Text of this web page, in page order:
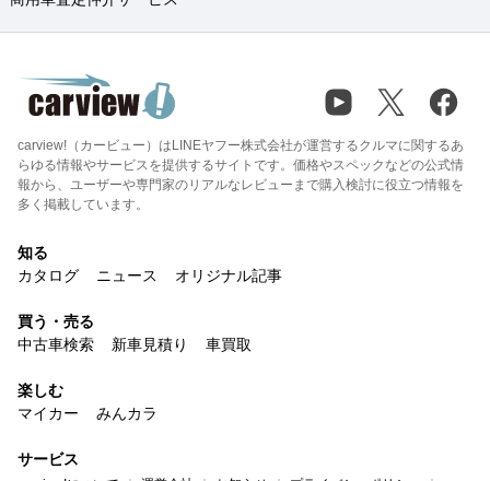
carview!（カービュー）はLINEヤフー株式会社が運営するクルマに関するあ
らゆる情報やサービスを提供するサイトです。価格やスペックなどの公式情
報から、ユーザーや専門家のリアルなレビューまで購入検討に役立つ情報を
多く掲載しています。
知る
カタログ
ニュース オリジナル記事
買う・売る
中古車検索
新車見積り 車買取
楽しむ
マイカー
みんカラ
サービス